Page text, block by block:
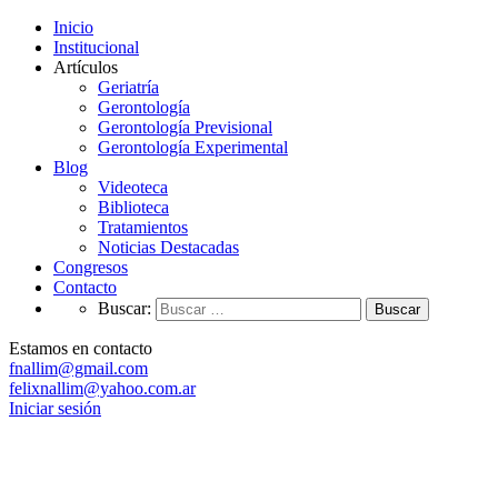
Inicio
Institucional
Artículos
Geriatría
Gerontología
Gerontología Previsional
Gerontología Experimental
Blog
Videoteca
Biblioteca
Tratamientos
Noticias Destacadas
Congresos
Contacto
Buscar:
Estamos en contacto
fnallim@gmail.com
felixnallim@yahoo.com.ar
Iniciar sesión